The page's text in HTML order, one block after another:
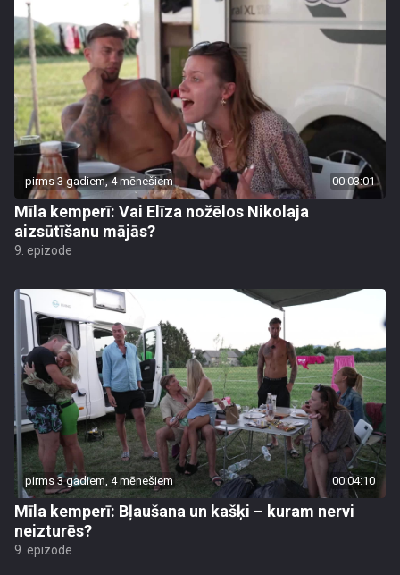
pirms 3 gadiem, 4 mēnešiem 00:03:01
Mīla kemperī: Vai Elīza nožēlos Nikolaja
aizsūtīšanu mājās?
9. epizode
pirms 3 gadiem, 4 mēnešiem 00:04:10
Mīla kemperī: Bļaušana un kašķi – kuram nervi
neizturēs?
9. epizode